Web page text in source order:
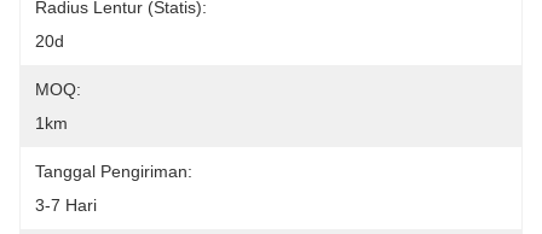
Radius Lentur (Statis):
20d
MOQ:
1km
Tanggal Pengiriman:
3-7 Hari